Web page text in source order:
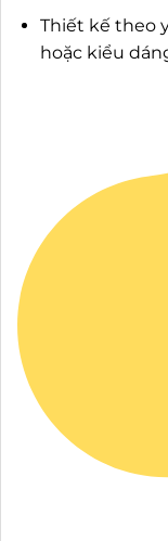
Thiết kế theo
hoặc kiểu